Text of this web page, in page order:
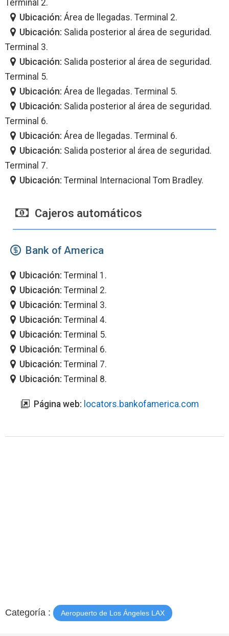
Terminal 2.
Ubicación: Área de llegadas. Terminal 2.
Ubicación: Salida posterior al área de seguridad.
Terminal 3.
Ubicación: Salida posterior al área de seguridad.
Terminal 5.
Ubicación: Área de llegadas. Terminal 5.
Ubicación: Salida posterior al área de seguridad.
Terminal 6.
Ubicación: Área de llegadas. Terminal 6.
Ubicación: Salida posterior al área de seguridad.
Terminal 7.
Ubicación: Terminal Internacional Tom Bradley.
Cajeros automáticos
Bank of America
Ubicación: Terminal 1.
Ubicación: Terminal 2.
Ubicación: Terminal 3.
Ubicación: Terminal 4.
Ubicación: Terminal 5.
Ubicación: Terminal 6.
Ubicación: Terminal 7.
Ubicación: Terminal 8.
Página web: locators.bankofamerica.com
Categoría : Aeropuerto de Los Ángeles LAX